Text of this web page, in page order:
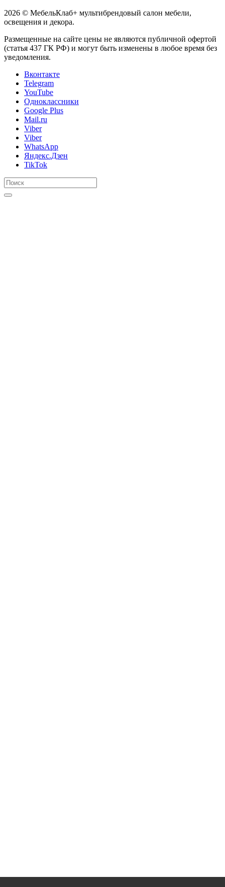
2026 © МебельКлаб+ мультибрендовый салон мебели,
освещения и декора.
Размещенные на сайте цены не являются публичной офертой
(статья 437 ГК РФ) и могут быть изменены в любое время без
уведомления.
Вконтакте
Telegram
YouTube
Одноклассники
Google Plus
Mail.ru
Viber
Viber
WhatsApp
Яндекс.Дзен
TikTok